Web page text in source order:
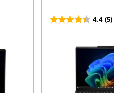
4.4 (5)